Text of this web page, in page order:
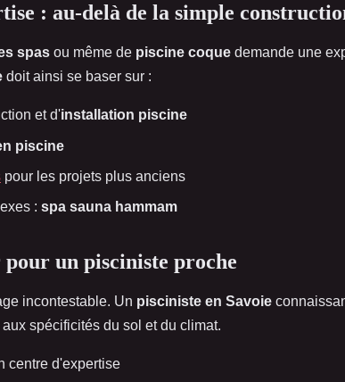
: au-delà de la simple
spas ou même de piscine coque demande une
doit ainsi se baser sur :
et d'installation piscine
piscine
pour les projets plus anciens
: spa sauna hammam
un pisciniste proche
incontestable. Un pisciniste en Savoie
spécificités du sol et du climat.
centre d'expertise